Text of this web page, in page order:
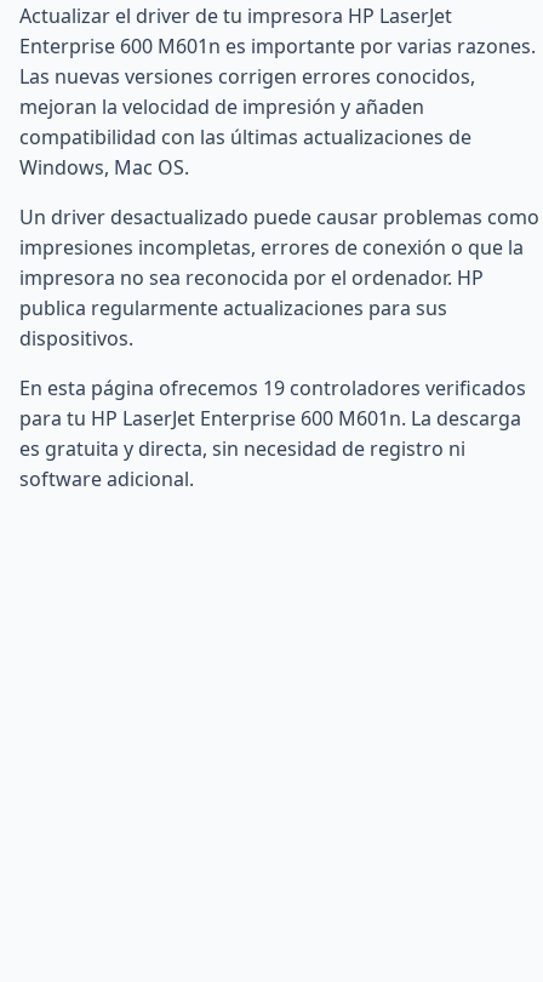
Actualizar el driver de tu impresora HP LaserJet
Enterprise 600 M601n es importante por varias razones.
Las nuevas versiones corrigen errores conocidos,
mejoran la velocidad de impresión y añaden
compatibilidad con las últimas actualizaciones de
Windows, Mac OS.
Un driver desactualizado puede causar problemas como
impresiones incompletas, errores de conexión o que la
impresora no sea reconocida por el ordenador. HP
publica regularmente actualizaciones para sus
dispositivos.
En esta página ofrecemos 19 controladores verificados
para tu HP LaserJet Enterprise 600 M601n. La descarga
es gratuita y directa, sin necesidad de registro ni
software adicional.